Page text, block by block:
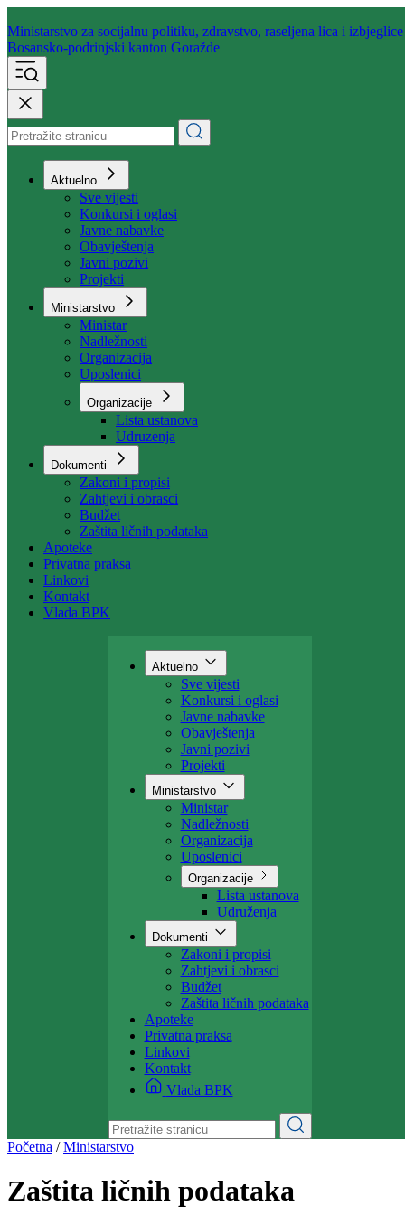
Ministarstvo za socijalnu politiku,
Bosansko-podrinjski kanton Goražde
Aktuelno
Sve vijesti
Konkursi i oglasi
Javne nabavke
Obavještenja
Javni pozivi
Projekti
Ministarstvo
Ministar
Organizacija
Uposlenici
Organizacije
Lista ustanova
Udruzenja
Dokumenti
Zakoni i propisi
Zahtjevi i obrasci
Budžet
Zaštita ličnih podataka
Apoteke
Privatna praksa
Aktuelno
Sve vijesti
Konkursi i oglasi
Javne nabavke
Obavještenja
Javni pozivi
Projekti
Ministarstvo
Ministar
Nadležnosti
Organizacija
Uposlenici
Organizacije
Lista ustanova
Udruženja
Dokumenti
Zakoni i propisi
Zahtjevi i obrasci
Budžet
Zaštita ličnih podataka
Apoteke
Privatna praksa
Linkovi
Kontakt
Vlada BPK
Početna/Ministarstvo